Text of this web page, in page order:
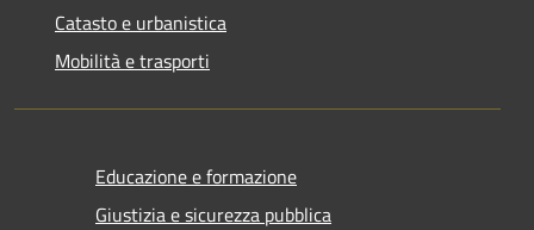
Catasto e urbanistica
Mobilità e trasporti
Educazione e formazione
Giustizia e sicurezza pubblica